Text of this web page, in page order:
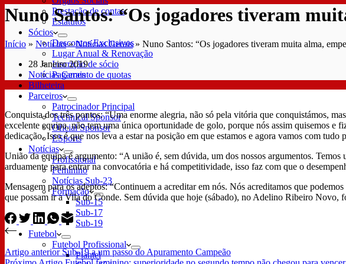
Prestação de contas
Estatutos
Sócios
Descontos Exclusivos
Lugar Anual & Renovação
Inscrição de sócio
Pagamento de quotas
Bilheteira
Parceiros
Patrocinador Principal
Technical Sponsor
Oficial Sponsor
ESports
Notícias
Profissional
Feminino
Notícias Sub-23
Formação
Sub-15
Sub-17
Sub-19
Futebol
Futebol Profissional
Plantel
Nuno Santos: “Os jogadores tiveram
Início » Notícias»Notícias Gerais» Nuno Santos: “Os jogadores tiveram muita alma,
28 Janeiro 2019
Notícias Gerais
Conquista dos três pontos: “Uma enorme alegria, não só pela vitória que conquistámos,
excelente equipa, não tem uma única oportunidade de golo, porque nós assim quisemos e
dedicação. Isso é que nos leva a estar na posição em que estamos e agora vamos com
União da equipa é argumento: “A união é, sem dúvida, um dos nossos argumentos.
arduamente para entrar na convocatória e há competitividade, isso faz com que o
Mensagem para os adeptos: “Continuem a acreditar em nós. Nós acreditamos que
que possam ir a Vila do Conde. Sem dúvida que hoje (sábado), no Adelino Ribeiro Novo,
Artigo anteriorSub-19 a um passo do Apuramento Campeão